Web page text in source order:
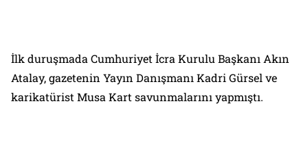
İlk duruşmada Cumhuriyet İcra Kurulu Başkanı Akın
Atalay, gazetenin Yayın Danışmanı Kadri Gürsel ve
karikatürist Musa Kart savunmalarını yapmıştı.